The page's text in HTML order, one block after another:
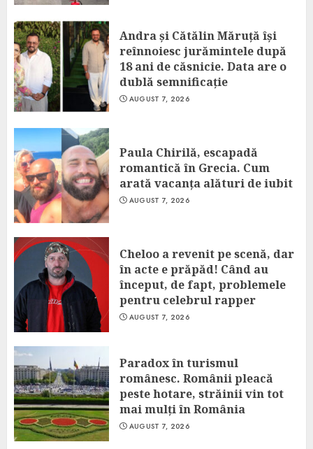
Andra și Cătălin Măruță își
reînnoiesc jurămintele după
18 ani de căsnicie. Data are o
dublă semnificație
AUGUST 7, 2026
Paula Chirilă, escapadă
romantică în Grecia. Cum
arată vacanța alături de iubit
AUGUST 7, 2026
Cheloo a revenit pe scenă, dar
în acte e prăpăd! Când au
început, de fapt, problemele
pentru celebrul rapper
AUGUST 7, 2026
Paradox în turismul
românesc. Românii pleacă
peste hotare, străinii vin tot
mai mulți în România
AUGUST 7, 2026